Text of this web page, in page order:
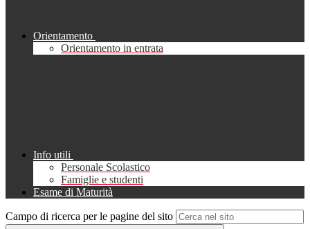
Orientamento
Orientamento in entrata
Info utili
Personale Scolastico
Famiglie e studenti
Esame di Maturità
Campo di ricerca per le pagine del sito